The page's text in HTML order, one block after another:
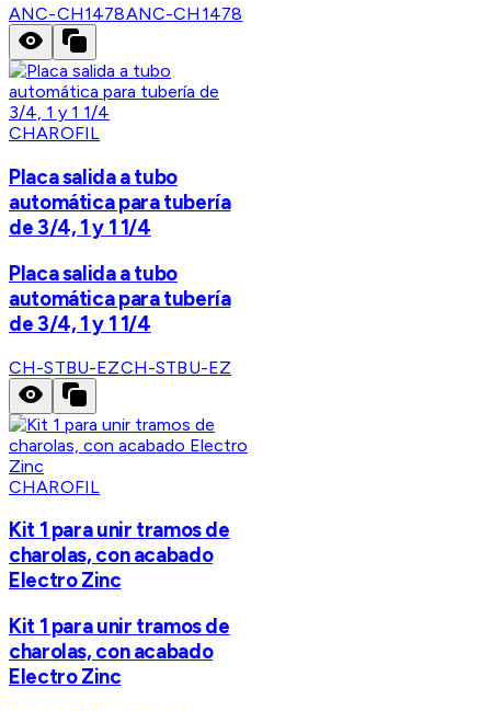
ANC-CH1478ANC-CH1478
CHAROFIL
Placa salida a tubo
automática para tubería
de 3/4, 1 y 1 1/4
Placa salida a tubo
automática para tubería
de 3/4, 1 y 1 1/4
CH-STBU-EZCH-STBU-EZ
CHAROFIL
Kit 1 para unir tramos de
charolas, con acabado
Electro Zinc
Kit 1 para unir tramos de
charolas, con acabado
Electro Zinc